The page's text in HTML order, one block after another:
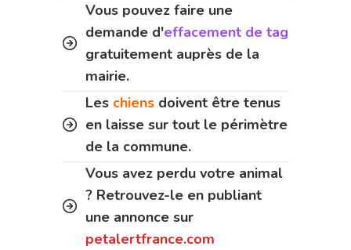
Vous pouvez faire une
demande d'effacement de tag
gratuitement auprès de la
mairie.
Les chiens doivent être tenus
en laisse sur tout le périmètre
de la commune.
Vous avez perdu votre animal
? Retrouvez-le en publiant
une annonce sur
petalertfrance.com